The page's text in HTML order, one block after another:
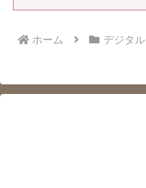
ホーム デジタル